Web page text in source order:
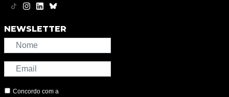
NEWSLETTER
Concordo com a